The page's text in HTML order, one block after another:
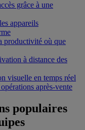
grâce à une
appareils
productivité où que
à distance des
visuelle en temps réel
après-vente
populaires